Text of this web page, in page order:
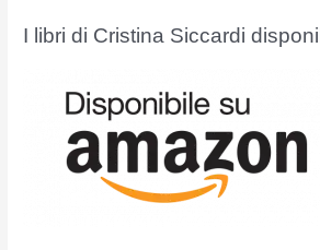
I libri di Cristina Siccardi